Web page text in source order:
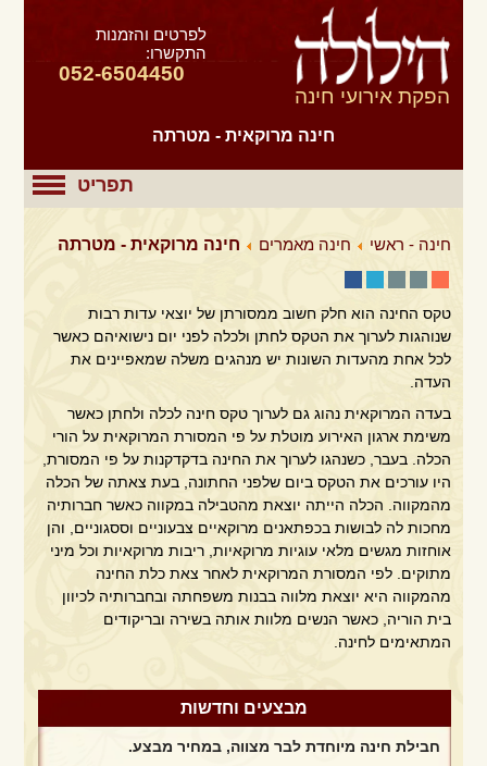
הפקת אירועי חינה
חינה מרוקאית - מטרתה
לפרטים והזמנות
התקשרו:
052-6504450
תפריט
חינה - ראשי חינה מאמרים חינה מרוקאית - מטרתה
טקס החינה הוא חלק חשוב ממסורתן של יוצאי עדות רבות
שנוהגות לערוך את הטקס לחתן ולכלה לפני יום נישואיהם כאשר
לכל אחת מהעדות השונות יש מנהגים משלה שמאפיינים את
העדה.
בעדה המרוקאית נהוג גם לערוך טקס חינה לכלה ולחתן כאשר
משימת ארגון האירוע מוטלת על פי המסורת המרוקאית על הורי
הכלה. בעבר, כשנהגו לערוך את החינה בדקדקנות על פי המסורת,
היו עורכים את הטקס ביום שלפני החתונה, בעת צאתה של הכלה
מהמקווה. הכלה הייתה יוצאת מהטבילה במקווה כאשר חברותיה
מחכות לה לבושות בכפתאנים מרוקאיים צבעוניים וססגוניים, והן
אוחזות מגשים מלאי עוגיות מרוקאיות, ריבות מרוקאיות וכל מיני
מתוקים. לפי המסורת המרוקאית לאחר צאת כלת החינה
מהמקווה היא יוצאת מלווה בבנות משפחתה ובחברותיה לכיוון
בית הוריה, כאשר הנשים מלוות אותה בשירה ובריקודים
המתאימים לחינה.
מבצעים וחדשות
חבילת חינה מיוחדת לבר מצווה, במחיר מבצע.